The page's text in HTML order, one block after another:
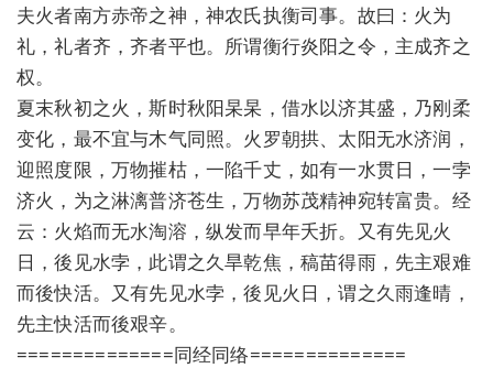
夫火者南方赤帝之神，神农氏执衡司事。故曰：火为
礼，礼者齐，齐者平也。所谓衡行炎阳之令，主成齐之
权。
夏末秋初之火，斯时秋阳杲杲，借水以济其盛，乃刚柔
变化，最不宜与木气同照。火罗朝拱、太阳无水济润，
迎照度限，万物摧枯，一陷千丈，如有一水贯日，一孛
济火，为之淋漓普济苍生，万物苏茂精神宛转富贵。经
云：火焰而无水淘溶，纵发而早年夭折。又有先见火
日，後见水孛，此谓之久旱乾焦，稿苗得雨，先主艰难
而後快活。又有先见水孛，後见火日，谓之久雨逢晴，
先主快活而後艰辛。
==============同经同络==============